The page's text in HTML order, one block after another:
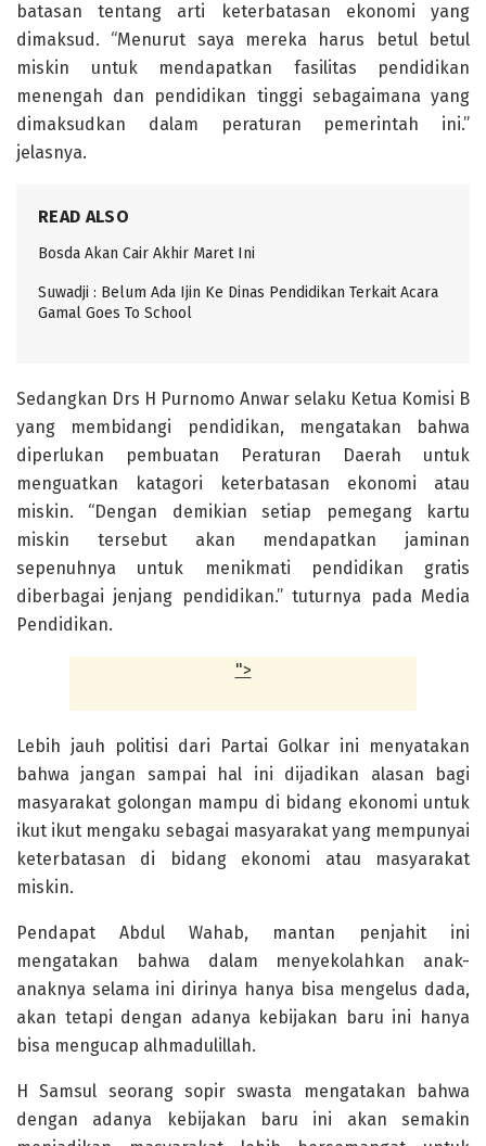
batasan tentang arti keterbatasan ekonomi yang
dimaksud. “Menurut saya mereka harus betul betul
miskin untuk mendapatkan fasilitas pendidikan
menengah dan pendidikan tinggi sebagaimana yang
dimaksudkan dalam peraturan pemerintah ini.”
jelasnya.
READ ALSO
Bosda Akan Cair Akhir Maret Ini
Suwadji : Belum Ada Ijin Ke Dinas Pendidikan Terkait Acara
Gamal Goes To School
Sedangkan Drs H Purnomo Anwar selaku Ketua Komisi B
yang membidangi pendidikan, mengatakan bahwa
diperlukan pembuatan Peraturan Daerah untuk
menguatkan katagori keterbatasan ekonomi atau
miskin. “Dengan demikian setiap pemegang kartu
miskin tersebut akan mendapatkan jaminan
sepenuhnya untuk menikmati pendidikan gratis
diberbagai jenjang pendidikan.” tuturnya pada Media
Pendidikan.
">
Lebih jauh politisi dari Partai Golkar ini menyatakan
bahwa jangan sampai hal ini dijadikan alasan bagi
masyarakat golongan mampu di bidang ekonomi untuk
ikut ikut mengaku sebagai masyarakat yang mempunyai
keterbatasan di bidang ekonomi atau masyarakat
miskin.
Pendapat Abdul Wahab, mantan penjahit ini
mengatakan bahwa dalam menyekolahkan anak-
anaknya selama ini dirinya hanya bisa mengelus dada,
akan tetapi dengan adanya kebijakan baru ini hanya
bisa mengucap alhmadulillah.
H Samsul seorang sopir swasta mengatakan bahwa
dengan adanya kebijakan baru ini akan semakin